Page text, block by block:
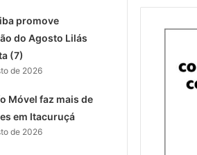
promove
do Agosto Lilás
(7)
de 2026
Móvel faz mais de
em Itacuruçá
de 2026